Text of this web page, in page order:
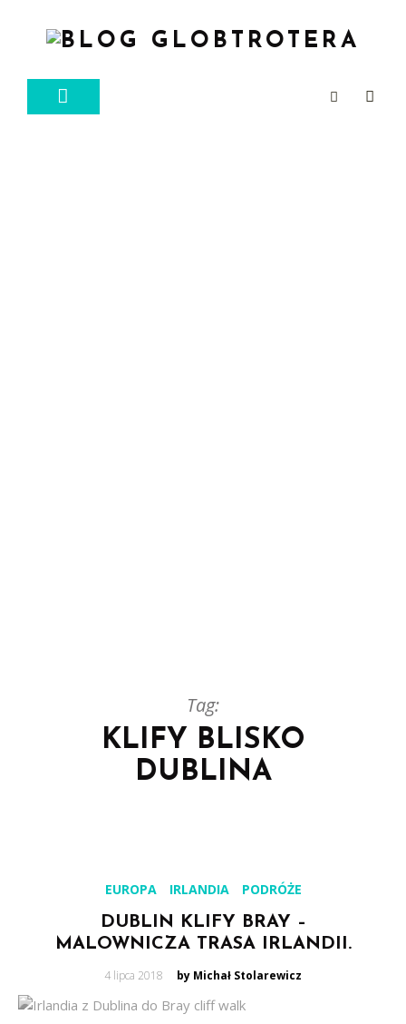
Tag:
KLIFY BLISKO
DUBLINA
EUROPA IRLANDIA PODRÓŻE
DUBLIN KLIFY BRAY –
MALOWNICZA TRASA IRLANDII.
Posted
4 lipca 2018 by Michał Stolarewicz